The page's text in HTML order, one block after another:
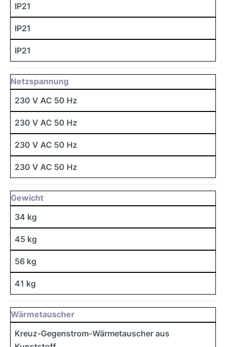
IP21
IP21
IP21
Netzspannung
230 V AC 50 Hz
230 V AC 50 Hz
230 V AC 50 Hz
230 V AC 50 Hz
Gewicht
34 kg
45 kg
56 kg
41 kg
Wärmetauscher
Kreuz-Gegenstrom-Wärmetauscher aus